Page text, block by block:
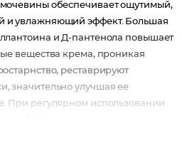
обеспечивает ощутимый,
и увлажняющий эффект. Большая
и Д-пантенола повышает
вещества крема, проникая
реставрируют
значительно улучшая ее
При регулярном использовании